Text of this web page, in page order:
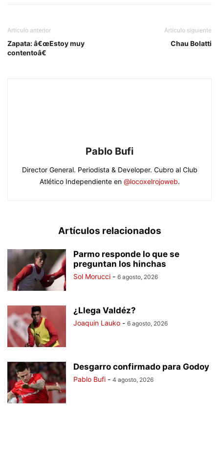
Artículo anterior
Zapata: â€œEstoy muy
contentoâ€
Artículo siguiente
Chau Bolatti
Pablo Bufi
Director General. Periodista & Developer. Cubro al Club
Atlético Independiente en @locoxelrojoweb.
Artículos relacionados
Parmo responde lo que se
preguntan los hinchas
Sol Morucci - 6 agosto, 2026
¿Llega Valdéz?
Joaquin Lauko - 6 agosto, 2026
Desgarro confirmado para Godoy
Pablo Bufi - 4 agosto, 2026